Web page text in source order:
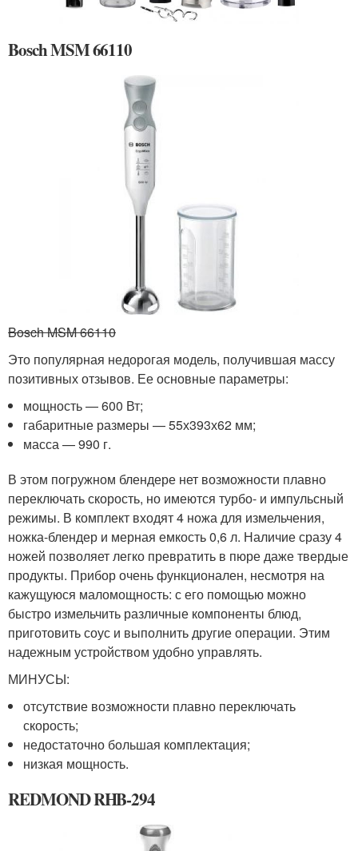
Bosch MSM 66110
Bosch MSM 66110
Это популярная недорогая модель, получившая массу
позитивных отзывов. Ее основные параметры:
мощность — 600 Вт;
габаритные размеры — 55х393х62 мм;
масса — 990 г.
В этом погружном блендере нет возможности плавно
переключать скорость, но имеются турбо- и импульсный
режимы. В комплект входят 4 ножа для измельчения,
ножка-блендер и мерная емкость 0,6 л. Наличие сразу 4
ножей позволяет легко превратить в пюре даже твердые
продукты. Прибор очень функционален, несмотря на
кажущуюся маломощность: с его помощью можно
быстро измельчить различные компоненты блюд,
приготовить соус и выполнить другие операции. Этим
надежным устройством удобно управлять.
МИНУСЫ:
отсутствие возможности плавно переключать
скорость;
недостаточно большая комплектация;
низкая мощность.
REDMOND RHB-294